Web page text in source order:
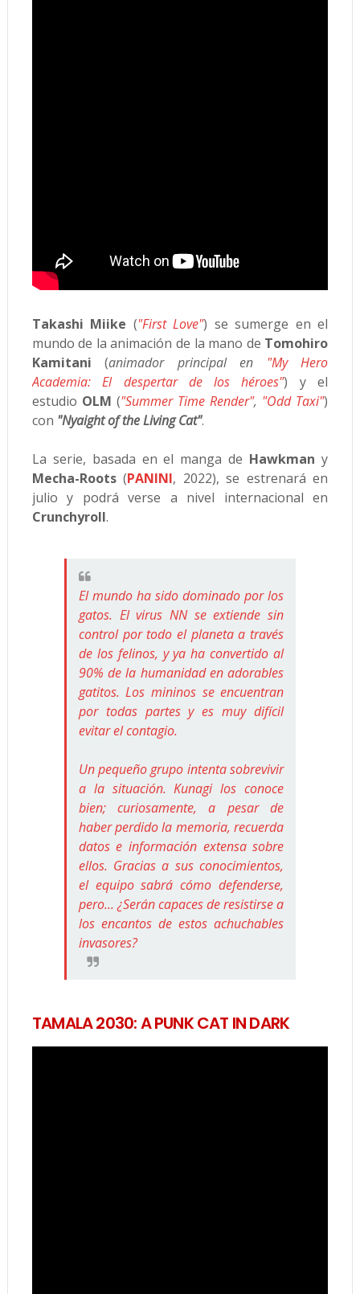
Takashi Miike ("First Love") se sumerge en el
mundo de la animación de la mano de Tomohiro
Kamitani (animador principal en "My Hero
Academia: El despertar de los héroes") y el
estudio OLM ("Summer Time Render", "Odd Taxi")
con "Nyaight of the Living Cat".
La serie, basada en el manga de Hawkman y
Mecha-Roots(PANINI, 2022), se estrenará en
julio y podrá verse a nivel internacional en
Crunchyroll.
El mundo ha sido dominado por los
gatos. El virus NN se extiende sin
control por todo el planeta a través
de los felinos, y ya ha convertido al
90% de la humanidad en adorables
gatitos. Los mininos se encuentran
por todas partes y es muy difícil
evitar el contagio.
Un pequeño grupo intenta sobrevivir
a la situación. Kunagi los conoce
bien; curiosamente, a pesar de
haber perdido la memoria, recuerda
datos e información extensa sobre
ellos. Gracias a sus conocimientos,
el equipo sabrá cómo defenderse,
pero... ¿Serán capaces de resistirse a
los encantos de estos achuchables
invasores?
TAMALA 2030: A PUNK CAT IN DARK